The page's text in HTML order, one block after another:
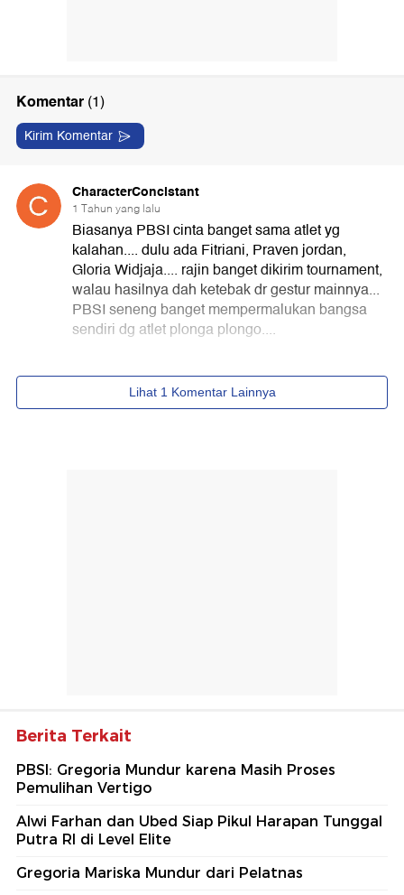
Berita Terkait
PBSI: Gregoria Mundur karena Masih Proses
Pemulihan Vertigo
Alwi Farhan dan Ubed Siap Pikul Harapan Tunggal
Putra RI di Level Elite
Gregoria Mariska Mundur dari Pelatnas